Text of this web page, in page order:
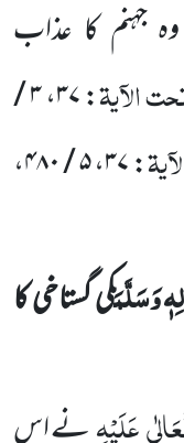
وہ جہنم کا عذاب
الآیۃ
: ۳۷، ۳ /
: ۳۷، ۵ / ۴۸۰،
وَسَلَّمَکی گستاخی کا
عَلَیْہِنے اس